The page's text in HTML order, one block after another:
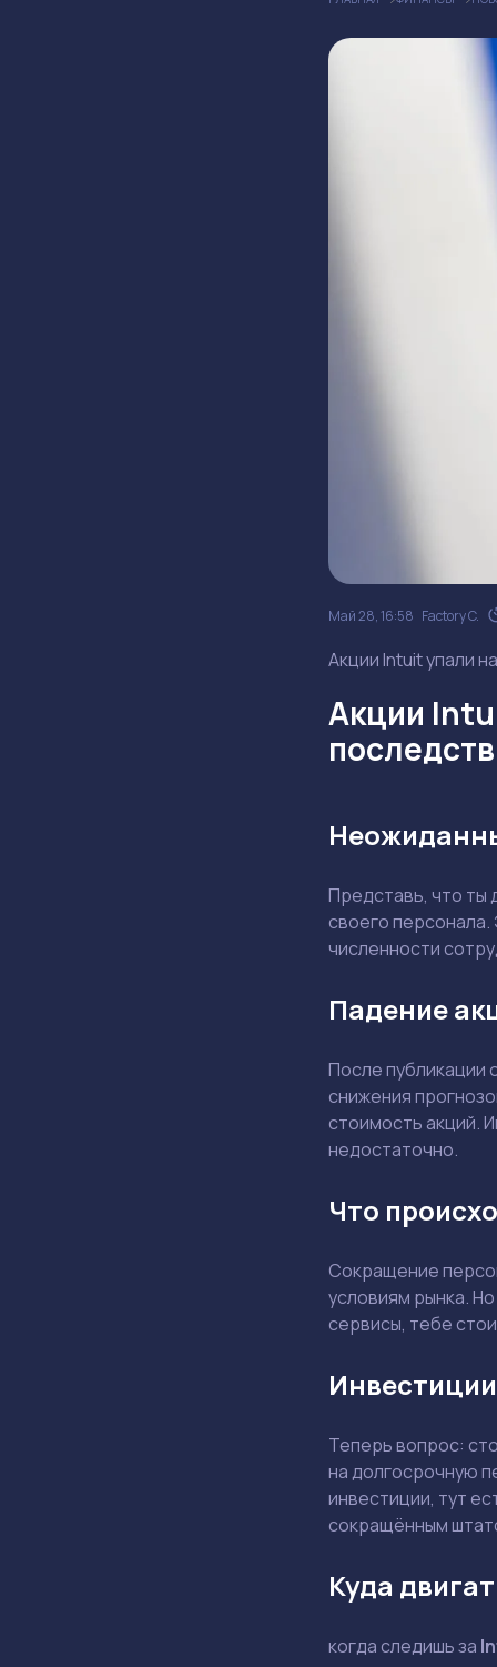
Май 28, 16:58 Factory C.
Акции Intuit упали
Акции
Представь, что ты
своего
численности
Падение
После публикации
снижения
стоимость акций.
недостаточно.
Что
Сокращение
условиям рынка.
сервисы, тебе
Теперь вопрос:
на долгосрочную
инвестиции, тут
сокращённым
Куда
когда следишь за